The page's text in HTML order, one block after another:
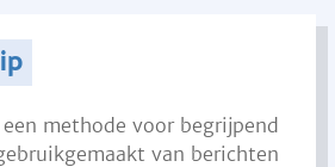
methode voor begrijpend
van berichten